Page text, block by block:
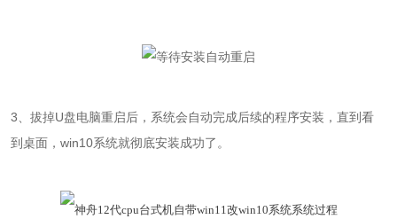
3、拔掉U盘电脑重启后，系统会自动完成后续的程序安装，直到看
到桌面，win10系统就彻底安装成功了。